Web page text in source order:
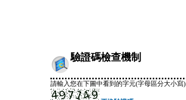
驗證碼檢查機制
請輸入您在下圖中看到的字元(字母區分大小寫)